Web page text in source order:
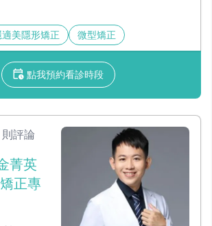
適美隱形矯正 微型矯正
點我預約看診時段
則評論
菁英
正專